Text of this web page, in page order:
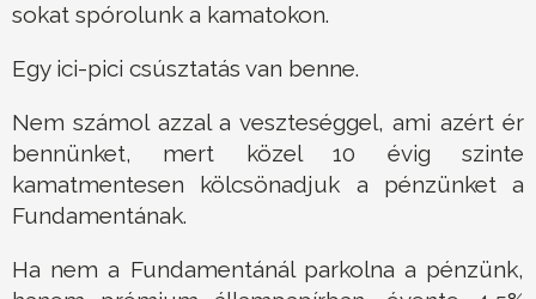
sokat spórolunk a kamatokon.
Egy ici-pici csúsztatás van benne.
Nem számol azzal a veszteséggel, ami azért ér
bennünket, mert közel 10 évig szinte
kamatmentesen kölcsönadjuk a pénzünket a
Fundamentának.
Ha nem a Fundamentánál parkolna a pénzünk,